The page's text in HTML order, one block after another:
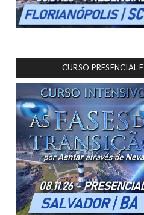
CURSO PRESENCIAL